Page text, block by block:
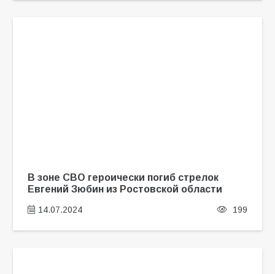
В зоне СВО героически погиб стрелок
Евгений Зюбин из Ростовской области
14.07.2024 199